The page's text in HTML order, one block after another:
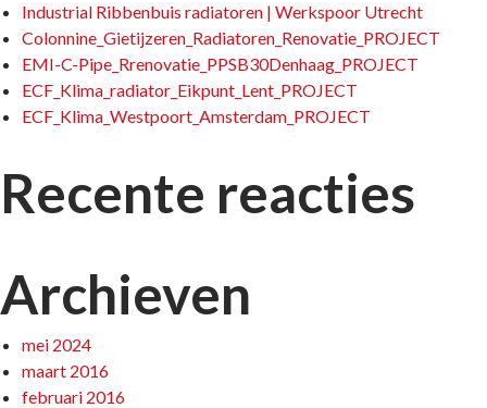
Industrial Ribbenbuis radiatoren | Werkspoor Utrecht
Colonnine_Gietijzeren_Radiatoren_Renovatie_PROJECT
EMI-C-Pipe_Rrenovatie_PPSB30Denhaag_PROJECT
ECF_Klima_radiator_Eikpunt_Lent_PROJECT
ECF_Klima_Westpoort_Amsterdam_PROJECT
Recente reacties
Archieven
mei 2024
maart 2016
februari 2016